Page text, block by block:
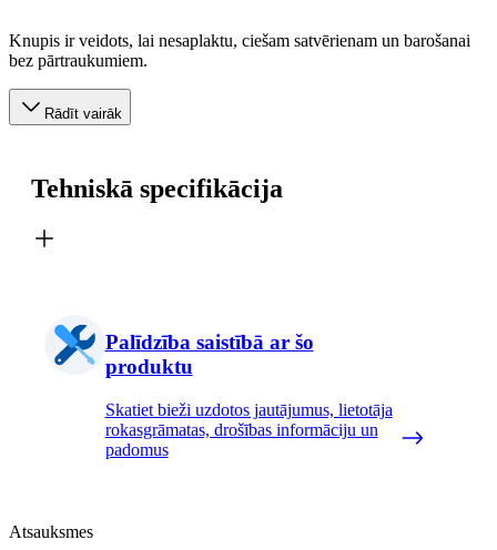
Knupis ir veidots, lai nesaplaktu, ciešam satvērienam un barošanai
bez pārtraukumiem.
Rādīt vairāk
Tehniskā specifikācija
Palīdzība saistībā ar šo
produktu
Skatiet bieži uzdotos jautājumus, lietotāja
rokasgrāmatas, drošības informāciju un
padomus
Atsauksmes